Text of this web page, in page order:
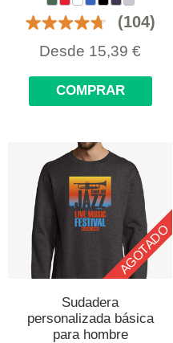
(104)
Desde 15,39 €
COMPRAR
AGOTADO
Sudadera
personalizada básica
para hombre